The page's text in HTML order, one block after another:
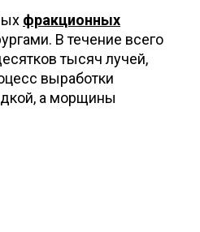
фракционных
В течение всего
тысяч лучей,
выработки
а морщины